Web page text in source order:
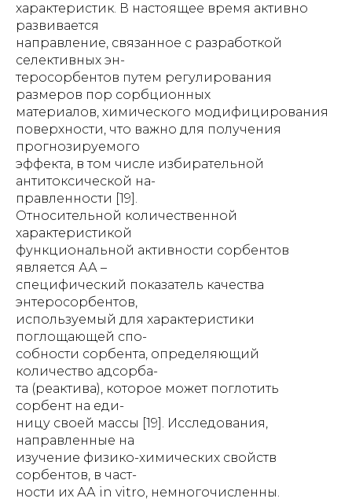
характеристик. В настоящее время активно
развивается
направление, связанное с разработкой
селективных эн-
теросорбентов путем регулирования
размеров пор сорбционных
материалов, химического модифицирования
поверхности, что важно для получения
прогнозируемого
эффекта, в том числе избирательной
антитоксической на-
правленности [19].
Относительной количественной
характеристикой
функциональной активности сорбентов
является АА –
специфический показатель качества
энтеросорбентов,
используемый для характеристики
поглощающей спо-
собности сорбента, определяющий
количество адсорба-
та (реактива), которое может поглотить
сорбент на еди-
ницу своей массы [19]. Исследования,
направленные на
изучение физико-химических свойств
сорбентов, в част-
ности их АА in vitro, немногочисленны.